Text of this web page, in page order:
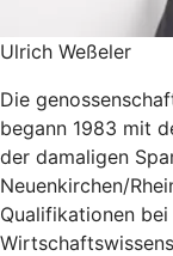
Ulrich Weßeler
Die
begann 1983 mit
der damaligen
Neuenkirchen/
Qualifikationen